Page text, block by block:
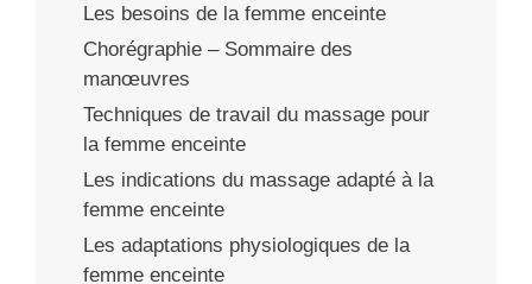
Les besoins de la femme enceinte
Chorégraphie – Sommaire des
manœuvres
Techniques de travail du massage pour
la femme enceinte
Les indications du massage adapté à la
femme enceinte
Les adaptations physiologiques de la
femme enceinte